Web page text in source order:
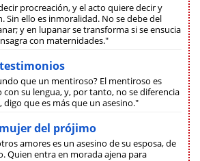
procreación, y el acto quiere decir y
Sin ello es inmoralidad. No se debe del
y en lupanar se transforma si se ensucia
con maternidades."
que un mentiroso? El mentiroso es
con su lengua, y, por tanto, no se diferencia
digo que es más que un asesino."
del prójimo
amores es un asesino de su esposa, de
Quien entra en morada ajena para